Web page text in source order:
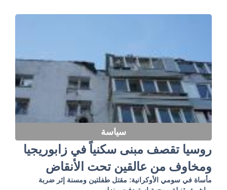
سياسة
روسيا تقصف مبنى سكنياً في زابوريجيا
ومخاوف من عالقين تحت الأنقاض
مأساة في سومي الأوكرانية: مقتل طفلتين ومسنة إثر ضربة